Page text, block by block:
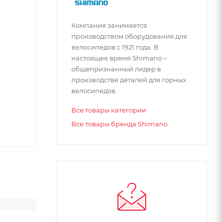
Компания занимается
производством оборудования для
велосипедов с 1921 года. В
настоящее время Shimano –
общепризнанный лидер в
производстве деталей для горных
велосипедов.
Все товары категории
Все товары бренда Shimano